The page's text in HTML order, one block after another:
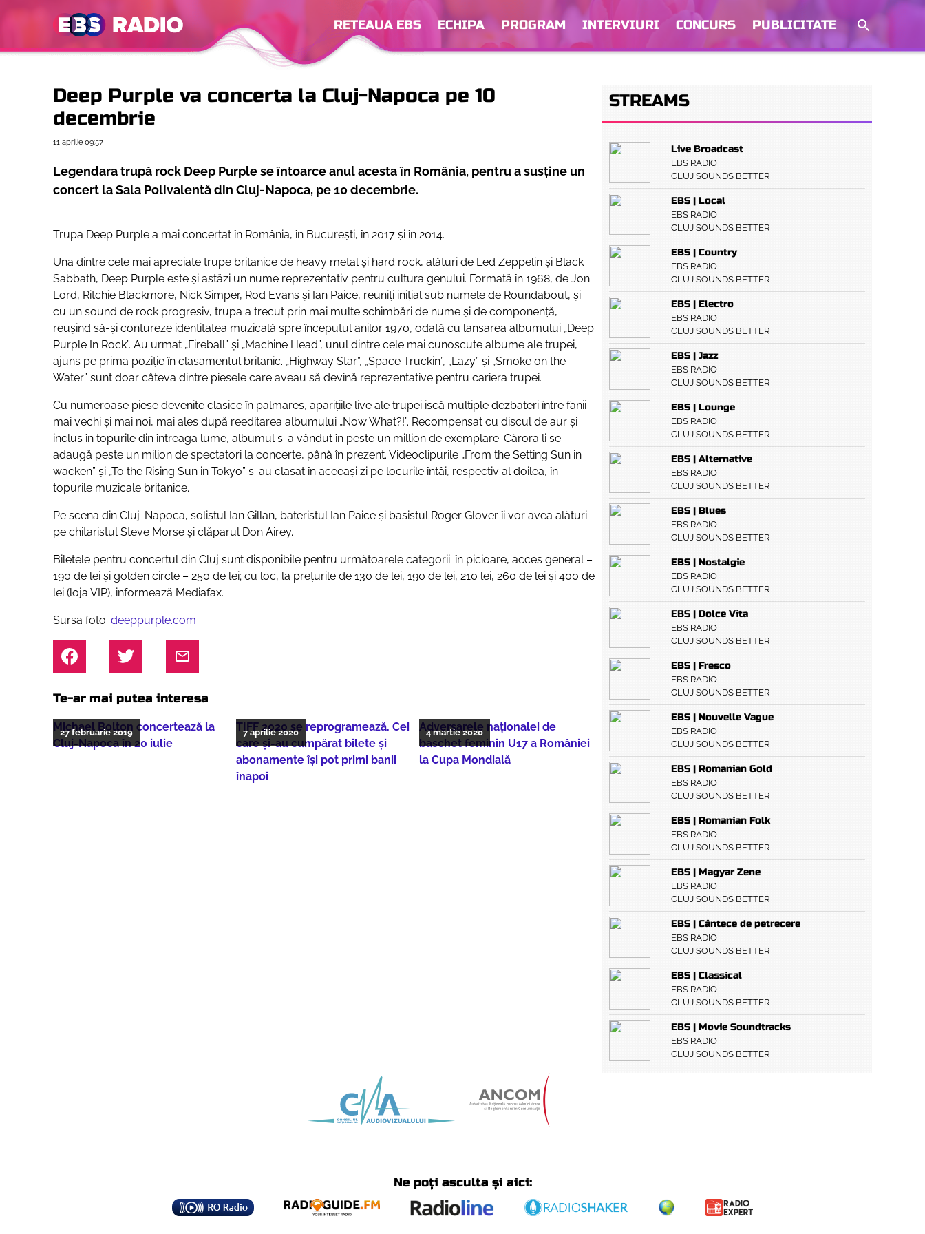
RETEAUA EBS ECHIPA PROGRAM INTERVIURI CONCURS PUBLICITATE
Deep Purple va concerta la Cluj-Napoca pe 10
decembrie
11 aprilie 09:57
Legendara trupă rock Deep Purple se întoarce anul acesta în România, pentru a susţine un
concert la Sala Polivalentă din Cluj-Napoca, pe 10 decembrie.
Trupa Deep Purple a mai concertat în România, în București, în 2017 și în 2014.
Una dintre cele mai apreciate trupe britanice de heavy metal şi hard rock, alături de Led Zeppelin şi Black
Sabbath, Deep Purple este şi astăzi un nume reprezentativ pentru cultura genului. Formată în 1968, de Jon
Lord, Ritchie Blackmore, Nick Simper, Rod Evans şi Ian Paice, reuniţi iniţial sub numele de Roundabout, şi
cu un sound de rock progresiv, trupa a trecut prin mai multe schimbări de nume şi de componenţă,
reuşind să-şi contureze identitatea muzicală spre începutul anilor 1970, odată cu lansarea albumului „Deep
Purple In Rock”. Au urmat „Fireball” şi „Machine Head”, unul dintre cele mai cunoscute albume ale trupei,
ajuns pe prima poziţie în clasamentul britanic. „Highway Star”, „Space Truckin”, „Lazy” şi „Smoke on the
Water” sunt doar câteva dintre piesele care aveau să devină reprezentative pentru cariera trupei.
Cu numeroase piese devenite clasice în palmares, aparițiile live ale trupei iscă multiple dezbateri între fanii
mai vechi și mai noi, mai ales după reeditarea albumului „Now What?!”. Recompensat cu discul de aur și
inclus în topurile din întreaga lume, albumul s-a vândut în peste un million de exemplare. Cărora li se
adaugă peste un milion de spectatori la concerte, până în prezent. Videoclipurile „From the Setting Sun in
wacken” și „To the Rising Sun in Tokyo” s-au clasat în aceeași zi pe locurile întâi, respectiv al doilea, în
topurile muzicale britanice.
Pe scena din Cluj-Napoca, solistul Ian Gillan, bateristul Ian Paice și basistul Roger Glover îi vor avea alături
pe chitaristul Steve Morse și clăparul Don Airey.
Biletele pentru concertul din Cluj sunt disponibile pentru următoarele categorii: în picioare, acces general –
190 de lei și golden circle – 250 de lei; cu loc, la prețurile de 130 de lei, 190 de lei, 210 lei, 260 de lei și 400 de
lei (loja VIP), informează Mediafax.
Sursa foto: deeppurple.com
Te-ar mai putea interesa
Michael Bolton concertează la
Cluj-Napoca în 20 iulie
27 februarie 2019
TIFF 2020 se reprogramează. Cei
care și-au cumpărat bilete și
abonamente își pot primi banii
înapoi
7 aprilie 2020
Adversarele naționalei de
baschet feminin U17 a României
la Cupa Mondială
4 martie 2020
STREAMS
Live Broadcast
EBS RADIO
CLUJ SOUNDS BETTER
EBS | Local
EBS RADIO
CLUJ SOUNDS BETTER
EBS | Country
EBS RADIO
CLUJ SOUNDS BETTER
EBS | Electro
EBS RADIO
CLUJ SOUNDS BETTER
EBS | Jazz
EBS RADIO
CLUJ SOUNDS BETTER
EBS | Lounge
EBS RADIO
CLUJ SOUNDS BETTER
EBS | Alternative
EBS RADIO
CLUJ SOUNDS BETTER
EBS | Blues
EBS RADIO
CLUJ SOUNDS BETTER
EBS | Nostalgie
EBS RADIO
CLUJ SOUNDS BETTER
EBS | Dolce Vita
EBS RADIO
CLUJ SOUNDS BETTER
EBS | Fresco
EBS RADIO
CLUJ SOUNDS BETTER
EBS | Nouvelle Vague
EBS RADIO
CLUJ SOUNDS BETTER
EBS | Romanian Gold
EBS RADIO
CLUJ SOUNDS BETTER
EBS | Romanian Folk
EBS RADIO
CLUJ SOUNDS BETTER
EBS | Magyar Zene
EBS RADIO
CLUJ SOUNDS BETTER
EBS | Cântece de petrecere
EBS RADIO
CLUJ SOUNDS BETTER
EBS | Classical
EBS RADIO
CLUJ SOUNDS BETTER
EBS | Movie Soundtracks
EBS RADIO
CLUJ SOUNDS BETTER
Ne poți asculta și aici: